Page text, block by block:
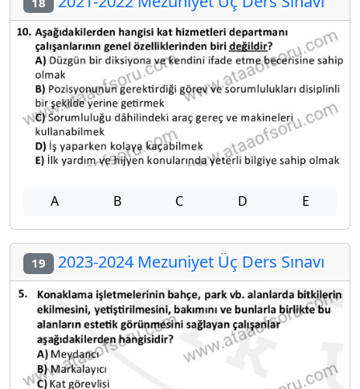
A B C D E
19 2023-2024 Mezuniyet Üç Ders Sınavı